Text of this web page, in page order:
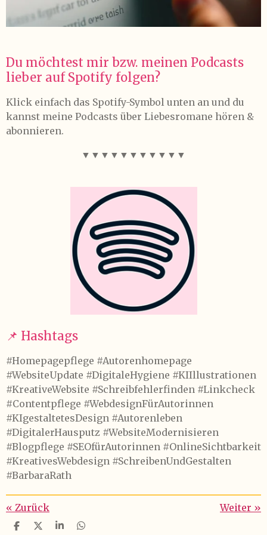
Du möchtest mir bzw. meinen Podcasts
lieber auf Spotify folgen?
Klick einfach das Spotify-Symbol unten an und du
kannst meine Podcasts über Liebesromane hören &
abonnieren.
▼ ▼ ▼ ▼ ▼▼▼ ▼ ▼ ▼ ▼
📌 Hashtags
#Homepagepflege #Autorenhomepage
#WebsiteUpdate #DigitaleHygiene #KIIllustrationen
#KreativeWebsite #Schreibfehlerfinden #Linkcheck
#Contentpflege #WebdesignFürAutorinnen
#KIgestaltetesDesign #Autorenleben
#DigitalerHausputz #WebsiteModernisieren
#Blogpflege #SEOfürAutorinnen #OnlineSichtbarkeit
#KreativesWebdesign #SchreibenUndGestalten
#BarbaraRath
« Zurück Weiter »
T
T
T
T